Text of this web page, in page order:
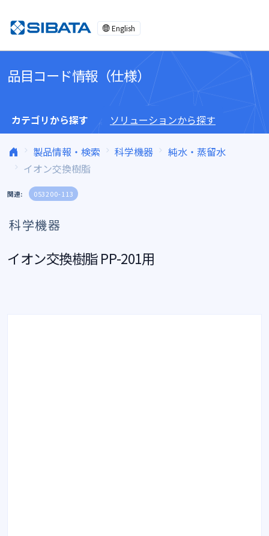
English
品目コード情報（仕様）
カテゴリから探す ソリューションから探す
製品情報・検索 科学機器
純水・蒸留水
イオン交換樹脂
関連: 053200-113
科学機器
イオン交換樹脂 PP-201用